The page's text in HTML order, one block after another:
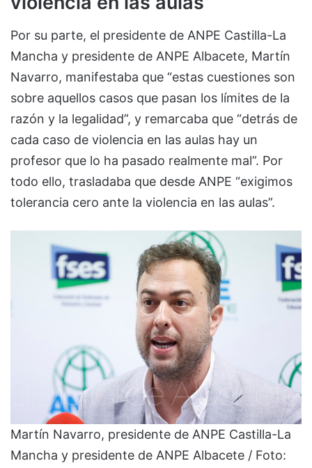
Por su parte, el presidente de ANPE Castilla-La
Mancha y presidente de ANPE Albacete, Martín
Navarro, manifestaba que “estas cuestiones son
sobre aquellos casos que pasan los límites de la
razón y la legalidad”, y remarcaba que “detrás de
cada caso de violencia en las aulas hay un
profesor que lo ha pasado realmente mal”. Por
todo ello, trasladaba que desde ANPE “exigimos
tolerancia cero ante la violencia en las aulas”.
Martín Navarro, presidente de ANPE Castilla-La
Mancha y presidente de ANPE Albacete / Foto: